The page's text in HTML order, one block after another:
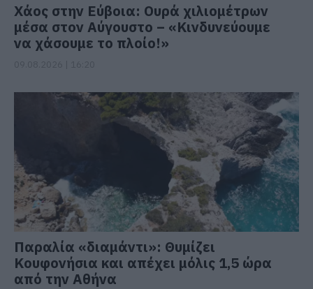
Χάος στην Εύβοια: Ουρά χιλιομέτρων
μέσα στον Αύγουστο – «Κινδυνεύουμε
να χάσουμε το πλοίο!»
Παραλία «διαμάντι»: Θυμίζει
Κουφονήσια και απέχει μόλις 1,5 ώρα
από την Αθήνα